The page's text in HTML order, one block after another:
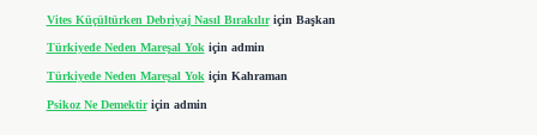
Vites Küçültürken Debriyaj Nasıl Bırakılıriçin Başkan
Türkiyede Neden Mareşal Yokiçin admin
Türkiyede Neden Mareşal Yok için Kahraman
Psikoz Ne Demektiriçin admin